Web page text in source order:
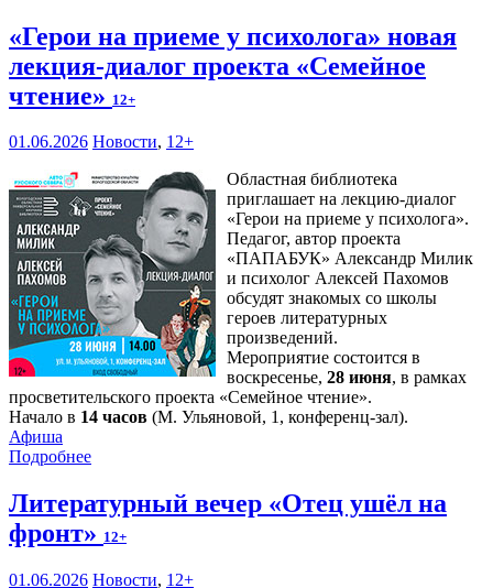
«Герои на приеме у психолога» новая
лекция-диалог проекта «Семейное
чтение» 12+
01.06.2026 Новости, 12+
Областная библиотека
приглашает на лекцию-диалог
«Герои на приеме у психолога».
Педагог, автор проекта
«ПАПАБУК» Александр Милик
и психолог Алексей Пахомов
обсудят знакомых со школы
героев литературных
произведений.
Мероприятие состоится в
воскресенье, 28 июня, в рамках
просветительского проекта «Семейное чтение».
Начало в 14 часов (М. Ульяновой, 1, конференц-зал).
Афиша
Подробнее
Литературный вечер «Отец ушёл на
фронт» 12+
01.06.2026 Новости, 12+